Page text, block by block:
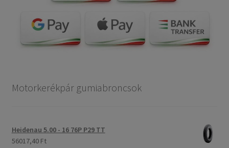
Motorkerékpár gumiabroncsok
Heidenau 5.00 - 16 76P P29 TT
56017,40 Ft